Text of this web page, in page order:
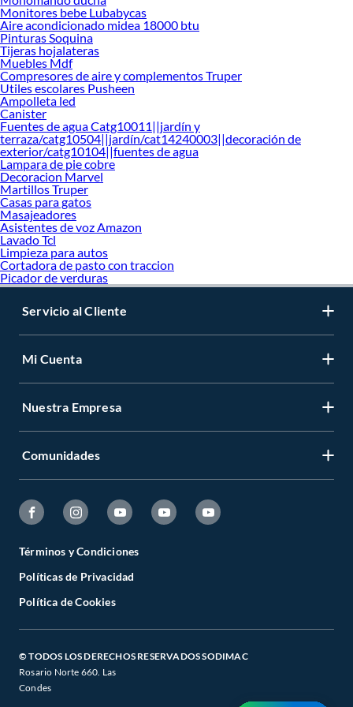
Monitores bebe Lubabycas
Aire acondicionado midea 18000 btu
Pinturas Soquina
Tijeras hojalateras
Muebles Mdf
Compresores de aire y complementos Truper
Utiles escolares Pusheen
Ampolleta led
Canister
Fuentes de agua Catg10011||jardín y
terraza/catg10504||jardín/cat14240003||decoración de
exterior/catg10104||fuentes de agua
Lampara de pie cobre
Decoracion Marvel
Martillos Truper
Casas para gatos
Masajeadores
Asistentes de voz Amazon
Lavado Tcl
Limpieza para autos
Cortadora de pasto con traccion
Picador de verduras
Servicio al Cliente
Mi Cuenta
Nuestra Empresa
Comunidades
Términos y Condiciones
Políticas de Privacidad
Política de Cookies
© TODOS LOS DERECHOS RESERVADOS SODIMAC
Rosario Norte 660. Las
Condes